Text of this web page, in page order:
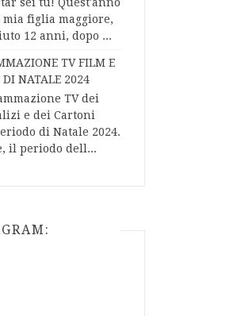
sei tu! Quest'anno
figlia maggiore,
12 anni, dopo ...
TV FILM E
DI NATALE 2024
TV dei
e dei Cartoni
di Natale 2024.
il periodo dell...